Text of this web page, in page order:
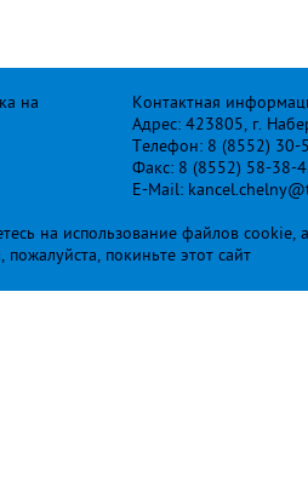
на
Контактная
Адрес: 423805, г.
Телефон: 8 (8552) 30-
Факс: 8 (8552) 58-38-
E-Mail:
на использование файлов cookie,
покиньте этот сайт